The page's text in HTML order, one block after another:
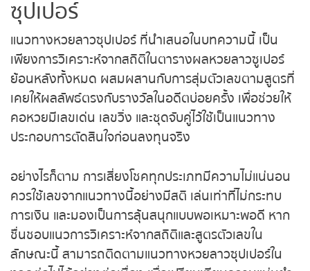
หวยหุ้นอินเดีย
หวยหุ้นดาวโจนส์
สรุป แนวทางเลขเด็ดหวยลาว
ซุปเปอร์
แนวทางหวยลาวซุปเปอร์ ที่นำเสนอในบทความนี้ เป็น
เพียงการวิเคราะห์จากสถิติในตารางผลหวยลาวซูเปอร์
ย้อนหลังทั้งหมด ผสมผสานกับการสุ่มตัวเลขตามสูตร
ที่เคยให้ผลลัพธ์ตรงกับรางวัลในอดีตบ่อยครั้ง เพื่อช่วย
ให้คอหวยมีเลขเด่น เลขวิ่ง และชุดจับคู่ไว้ใช้เป็นแนวทาง
ประกอบการตัดสินใจก่อนลงทุนจริง
อย่างไรก็ตาม การเสี่ยงโชคทุกประเภทมีความไม่
แน่นอน ควรใช้เลขจากแนวทางนี้อย่างมีสติ เล่นเท่าที่ไม่
กระทบการเงิน และมองเป็นการลุ้นสนุกแบบพอเหมาะ